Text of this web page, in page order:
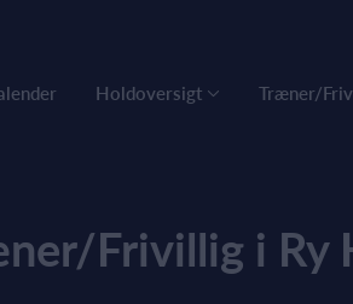
Holdoversigt Træner/
Frivillig i Ry